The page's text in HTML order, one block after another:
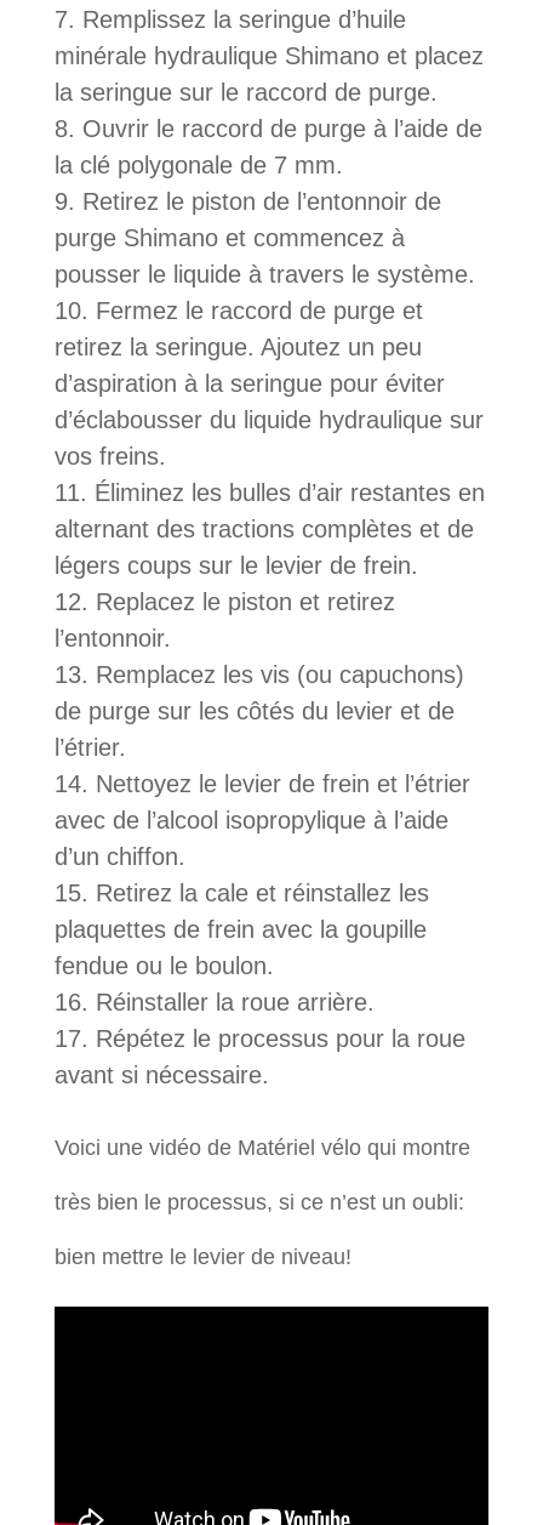
Remplissez la seringue d’huile
minérale hydraulique Shimano et placez
la seringue sur le raccord de purge.
Ouvrir le raccord de purge à l’aide de
la clé polygonale de 7 mm.
Retirez le piston de l’entonnoir de
purge Shimano et commencez à
pousser le liquide à travers le système.
Fermez le raccord de purge et
retirez la seringue. Ajoutez un peu
d’aspiration à la seringue pour éviter
d’éclabousser du liquide hydraulique sur
vos freins.
Éliminez les bulles d’air restantes en
alternant des tractions complètes et de
légers coups sur le levier de frein.
Replacez le piston et retirez
l’entonnoir.
Remplacez les vis (ou capuchons)
de purge sur les côtés du levier et de
l’étrier.
Nettoyez le levier de frein et l’étrier
avec de l’alcool isopropylique à l’aide
d’un chiffon.
Retirez la cale et réinstallez les
plaquettes de frein avec la goupille
fendue ou le boulon.
Réinstaller la roue arrière.
Répétez le processus pour la roue
avant si nécessaire.
Voici une vidéo de Matériel vélo qui montre
très bien le processus, si ce n’est un oubli:
bien mettre le levier de niveau!